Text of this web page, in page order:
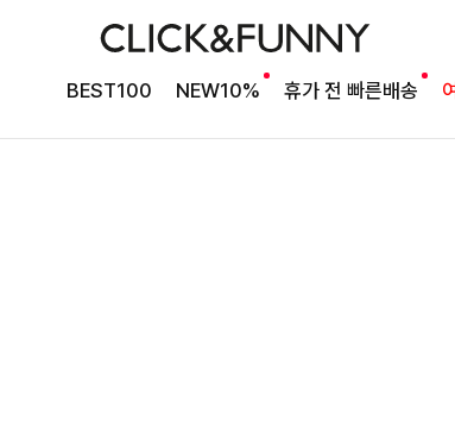
BEST100 NEW10% 휴가 전 빠른배송
여름의 끝을 완성할
감각적인 원피스